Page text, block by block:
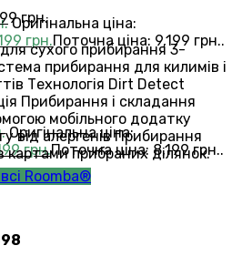
Оригінальна ціна:
грн.Поточна ціна: 9,199 грн..
Оригінальна ціна:
грн.Поточна ціна: 8,199 грн..
Roomba®
грн.
сухого прибирання 3-
прибирання для килимів і
Технологія Dirt Detect
Прибирання і складання
мобільного додатку
від алергенів Прибирання
картами прибраних ділянок.